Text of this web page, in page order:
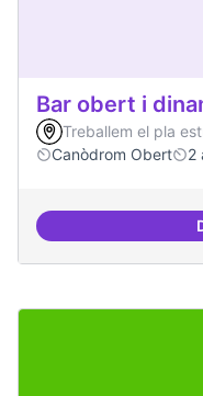
Bar obert i
Treballem el pla
Canòdrom Obert
2